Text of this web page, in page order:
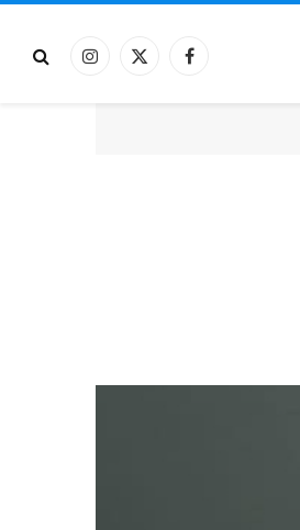
فيسبوكX
الانستغرام